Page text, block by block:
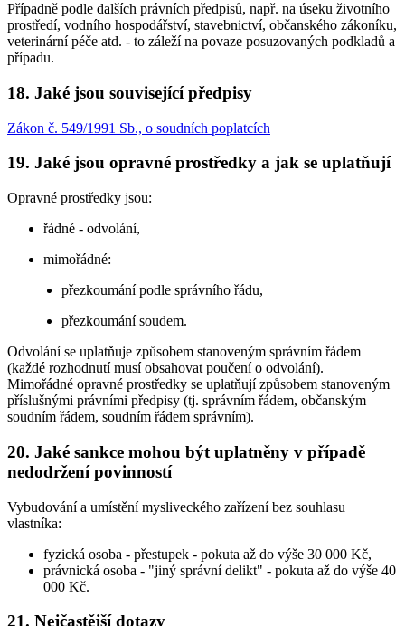
Případně podle dalších právních předpisů, např. na úseku životního
prostředí, vodního hospodářství, stavebnictví, občanského zákoníku,
veterinární péče atd. - to záleží na povaze posuzovaných podkladů a
případu.
18. Jaké jsou související předpisy
Zákon č. 549/1991 Sb., o soudních poplatcích
19. Jaké jsou opravné prostředky a jak se uplatňují
Opravné prostředky jsou:
řádné - odvolání,
mimořádné:
přezkoumání podle správního řádu,
přezkoumání soudem.
Odvolání se uplatňuje způsobem stanoveným správním řádem
(každé rozhodnutí musí obsahovat poučení o odvolání).
Mimořádné opravné prostředky se uplatňují způsobem stanoveným
příslušnými právními předpisy (tj. správním řádem, občanským
soudním řádem, soudním řádem správním).
20. Jaké sankce mohou být uplatněny v případě
nedodržení povinností
Vybudování a umístění mysliveckého zařízení bez souhlasu
vlastníka:
fyzická osoba - přestupek - pokuta až do výše 30 000 Kč,
právnická osoba - "jiný správní delikt" - pokuta až do výše 40
000 Kč.
21. Nejčastější dotazy